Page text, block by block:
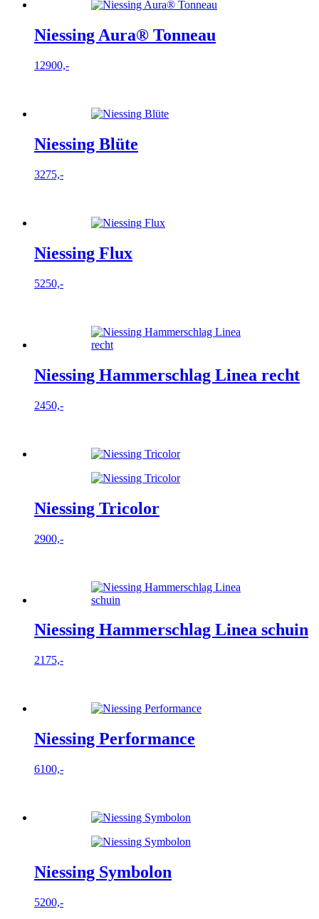
Niessing Aura® Tonneau
12900,-
Niessing Blüte
3275,-
Niessing Flux
5250,-
Niessing Hammerschlag Linea recht
2450,-
Niessing Tricolor
2900,-
Niessing Hammerschlag Linea schuin
2175,-
Niessing Performance
6100,-
Niessing Symbolon
5200,-